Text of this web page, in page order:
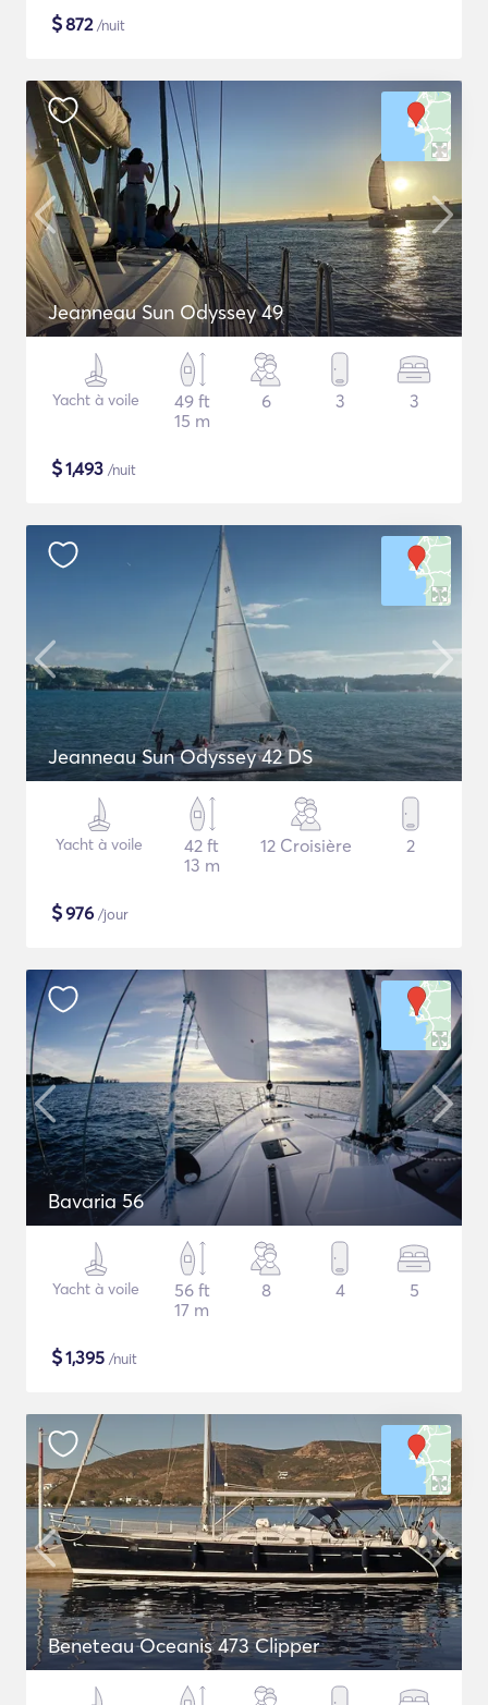
$872/nuit
Jeanneau Sun Odyssey 49
Yacht à voile
49 ft
15 m
6 3 3
$1,493 /nuit
Jeanneau Sun Odyssey 42 DS
Yacht à voile
42 ft
13 m
12 Croisière 2
$976 /jour
Bavaria 56
Yacht à voile
56 ft
17 m
8 4 5
$1,395 /nuit
Beneteau Oceanis 473 Clipper